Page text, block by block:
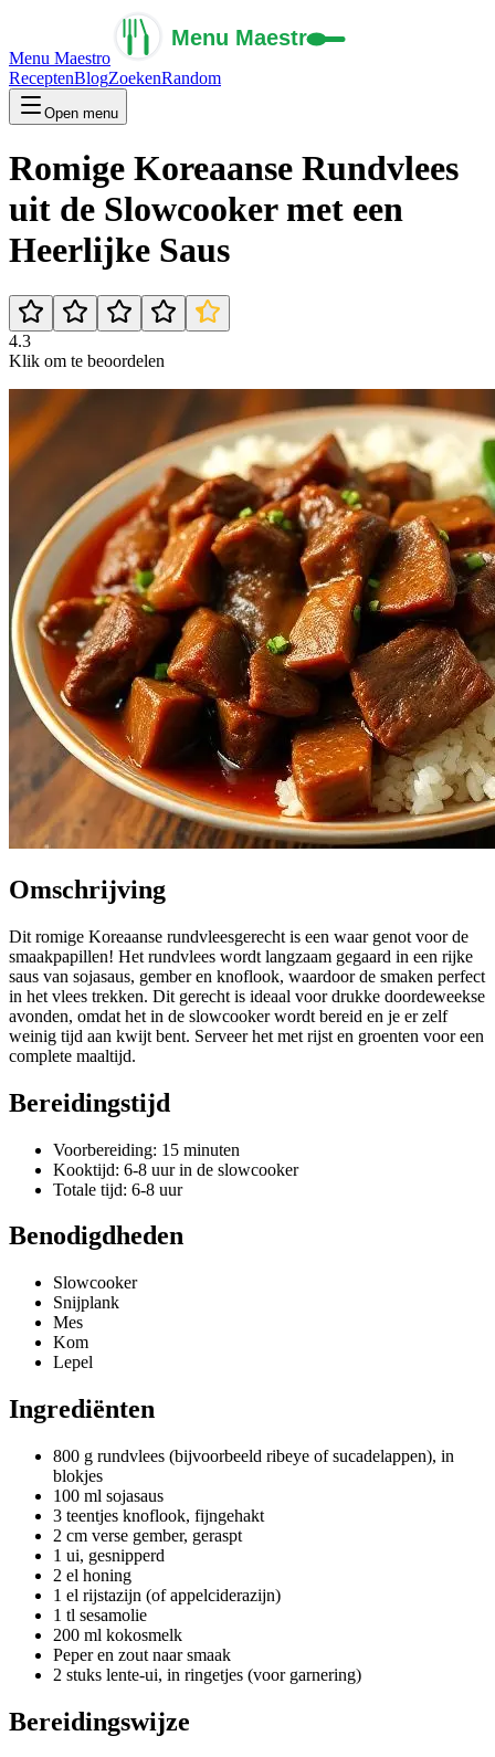
Menu Maestro
ReceptenBlogZoekenRandom
Open menu
Romige Koreaanse Rundvlees
uit de Slowcooker met een
Heerlijke Saus
4.3
Klik om te beoordelen
Omschrijving
Dit romige Koreaanse rundvleesgerecht is een waar genot voor de
smaakpapillen! Het rundvlees wordt langzaam gegaard in een rijke
saus van sojasaus, gember en knoflook, waardoor de smaken perfect
in het vlees trekken. Dit gerecht is ideaal voor drukke doordeweekse
avonden, omdat het in de slowcooker wordt bereid en je er zelf
weinig tijd aan kwijt bent. Serveer het met rijst en groenten voor een
complete maaltijd.
Bereidingstijd
Voorbereiding: 15 minuten
Kooktijd: 6-8 uur in de slowcooker
Totale tijd: 6-8 uur
Benodigdheden
Slowcooker
Snijplank
Mes
Kom
Lepel
Ingrediënten
800 g rundvlees (bijvoorbeeld ribeye of sucadelappen), in
blokjes
100 ml sojasaus
3 teentjes knoflook, fijngehakt
2 cm verse gember, geraspt
1 ui, gesnipperd
2 el honing
1 el rijstazijn (of appelciderazijn)
1 tl sesamolie
200 ml kokosmelk
Peper en zout naar smaak
2 stuks lente-ui, in ringetjes (voor garnering)
Bereidingswijze